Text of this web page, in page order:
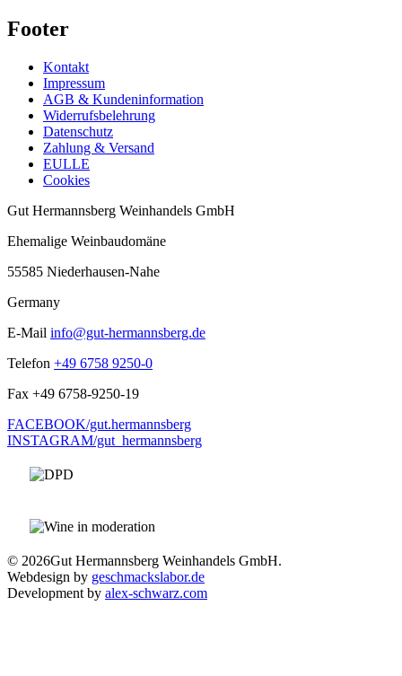
Footer
Kontakt
Impressum
AGB & Kundeninformation
Widerrufsbelehrung
Datenschutz
Zahlung & Versand
EULLE
Cookies
Gut Hermannsberg Weinhandels GmbH
Ehemalige Weinbaudomäne
55585 Niederhausen-Nahe
Germany
E-Mail info@gut-hermannsberg.de
Telefon +49 6758 9250-0
Fax +49 6758-9250-19
FACEBOOK/gut.hermannsberg
INSTAGRAM/gut_hermannsberg
© 2026Gut Hermannsberg Weinhandels GmbH.
Webdesign by geschmackslabor.de
Development by alex-schwarz.com